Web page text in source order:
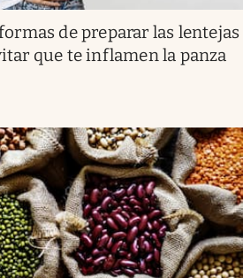
de preparar las lentejas
que te inflamen la panza